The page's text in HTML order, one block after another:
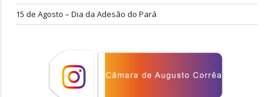
15 de Agosto – Dia da Adesão do Pará